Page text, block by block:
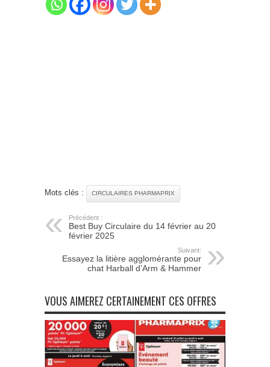
Mots clés : CIRCULAIRES PHARMAPRIX
Précédent :
Best Buy Circulaire du 14 février au 20
février 2025
Suivant:
Essayez la litière agglomérante pour
chat Harball d’Arm & Hammer
VOUS AIMEREZ CERTAINEMENT CES OFFRES